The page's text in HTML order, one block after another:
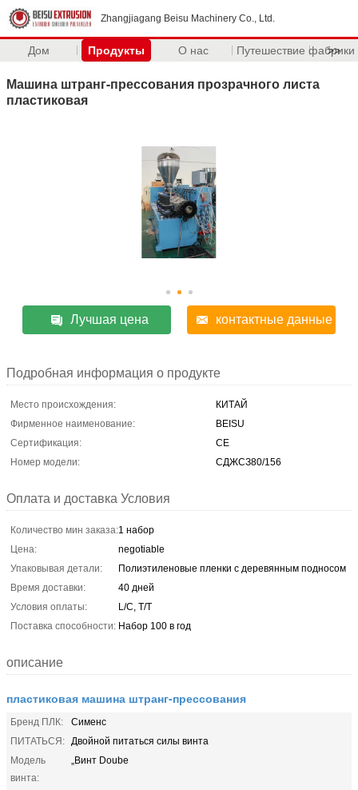
Zhangjiagang Beisu Machinery Co., Ltd.
Дом Продукты О нас Путешествие фабрики
>>
Машина штранг-прессования прозрачного листа
пластиковая
Лучшая цена контактные данные
Подробная информация о продукте
Место происхождения:
КИТАЙ
Фирменное наименование:
BEISU
Сертификация:
CE
Номер модели:
СДЖСЗ80/156
Оплата и доставка Условия
Количество мин заказа:1 набор
Цена:
negotiable
Упаковывая детали:
Полиэтиленовые пленки с деревянным подносом
Время доставки:
40 дней
Условия оплаты:
L/C, T/T
Поставка способности: Набор 100 в год
описание
пластиковая машина штранг-прессования
Бренд ПЛК:
Сименс
ПИТАТЬСЯ: Двойной питаться силы винта
Модель
винта:
„Винт Doube